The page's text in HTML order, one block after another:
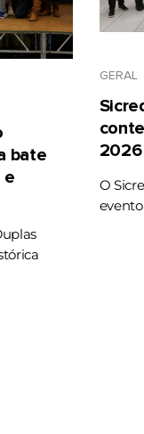
bate
e
GERAL
2026
O